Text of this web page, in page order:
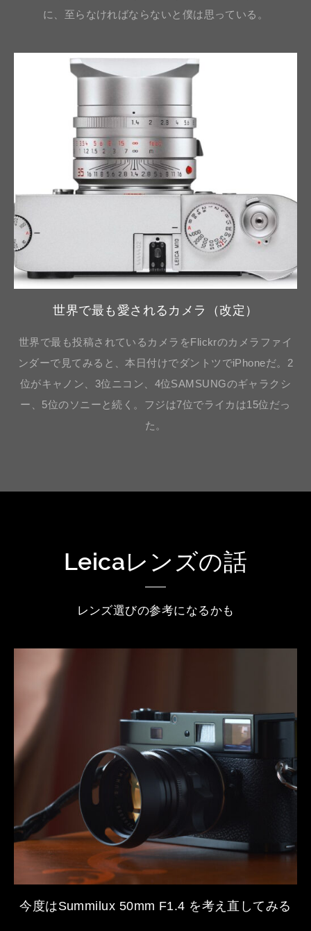
に、至らなければならないと僕は思っている。
世界で最も愛されるカメラ（改定）
世界で最も投稿されているカメラをFlickrのカメラファイ
ンダーで見てみると、本日付けでダントツでiPhoneだ。2
位がキャノン、3位ニコン、4位SAMSUNGのギャラクシ
ー、5位のソニーと続く。フジは7位でライカは15位だっ
た。
Leicaレンズの話
レンズ選びの参考になるかも
今度はSummilux 50mm F1.4 を考え直してみる